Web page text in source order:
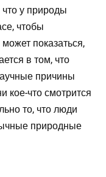
у природы
чтобы
показаться,
в том, что
причины
кое-что смотрится
то, что люди
природные